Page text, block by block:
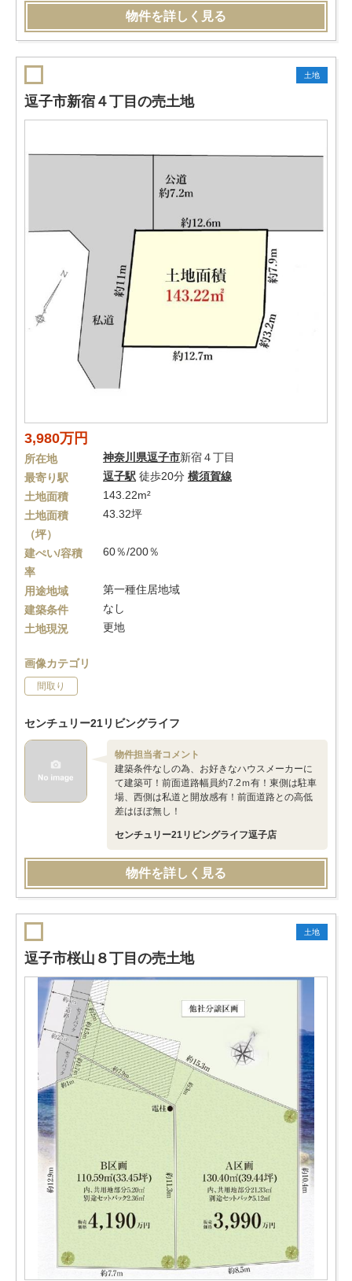
物件を詳しく見る
土地
逗子市新宿４丁目の売土地
3,980万円
所在地 神奈川県逗子市新宿４丁目
最寄り駅
逗子駅 徒歩20分 横須賀線
土地面積
143.22m²
土地面積
（坪）
43.32坪
建ぺい/容積
率
60％/200％
用途地域
第一種住居地域
建築条件
なし
土地現況
更地
画像カテゴリ
間取り
センチュリー21リビングライフ
物件担当者コメント
建築条件なしの為、お好きなハウスメーカーに
て建築可！前面道路幅員約7.2ｍ有！東側は駐車
場、西側は私道と開放感有！前面道路との高低
差はほぼ無し！
センチュリー21リビングライフ逗子店
物件を詳しく見る
土地
逗子市桜山８丁目の売土地